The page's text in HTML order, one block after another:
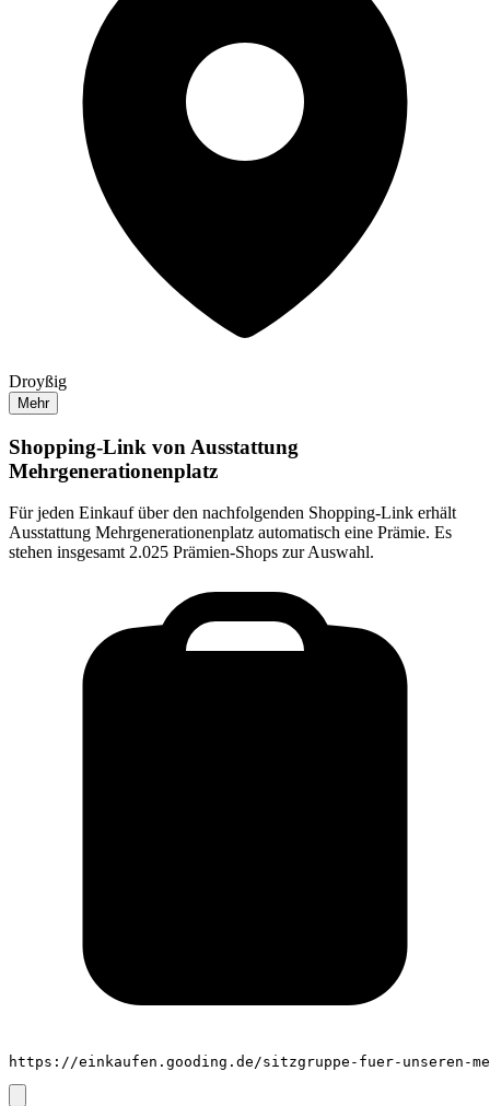
Droyßig
Mehr
Shopping-Link von Ausstattung
Mehrgenerationenplatz
Für jeden Einkauf über den nachfolgenden Shopping-Link erhält
Ausstattung Mehrgenerationenplatz automatisch eine Prämie. Es
stehen insgesamt 2.025 Prämien-Shops zur Auswahl.
https://einkaufen.gooding.de/sitzgruppe-fuer-unseren-